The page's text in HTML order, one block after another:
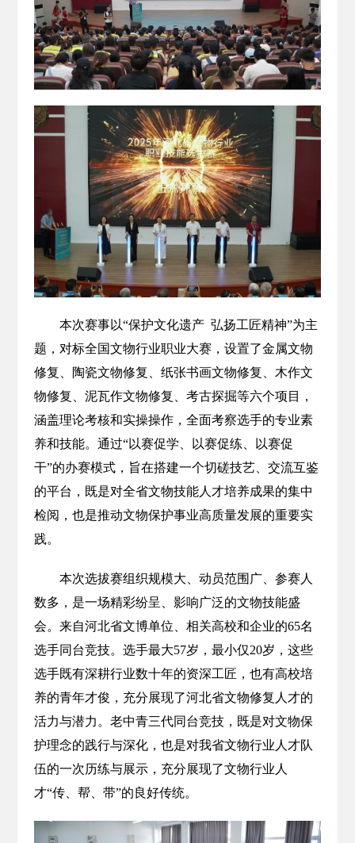
本次赛事以“保护文化遗产 弘扬工匠精神”为主
题，对标全国文物行业职业大赛，设置了金属文物
修复、陶瓷文物修复、纸张书画文物修复、木作文
物修复、泥瓦作文物修复、考古探掘等六个项目，
涵盖理论考核和实操操作，全面考察选手的专业素
养和技能。通过“以赛促学、以赛促练、以赛促
干”的办赛模式，旨在搭建一个切磋技艺、交流互鉴
的平台，既是对全省文物技能人才培养成果的集中
检阅，也是推动文物保护事业高质量发展的重要实
践。
本次选拔赛组织规模大、动员范围广、参赛人
数多，是一场精彩纷呈、影响广泛的文物技能盛
会。来自河北省文博单位、相关高校和企业的65名
选手同台竞技。选手最大57岁，最小仅20岁，这些
选手既有深耕行业数十年的资深工匠，也有高校培
养的青年才俊，充分展现了河北省文物修复人才的
活力与潜力。老中青三代同台竞技，既是对文物保
护理念的践行与深化，也是对我省文物行业人才队
伍的一次历练与展示，充分展现了文物行业人
才“传、帮、带”的良好传统。